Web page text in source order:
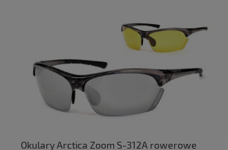
Okulary Arctica Zoom S-312A rowerowe